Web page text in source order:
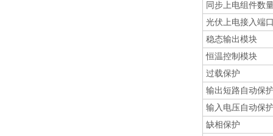
同步上电组件数
光伏上电接入端
稳态输出模块
恒温控制模块
过载保护
输出短路自动保
输入电压自动保
缺相保护